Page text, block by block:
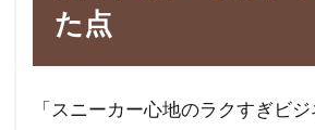
た点
「スニーカー心地のラクすぎビジ